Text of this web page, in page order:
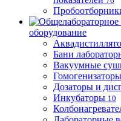
оборудование
Бани
Вакуумные
Гомогенизаторы
Дозаторы и
Инкубаторы 10